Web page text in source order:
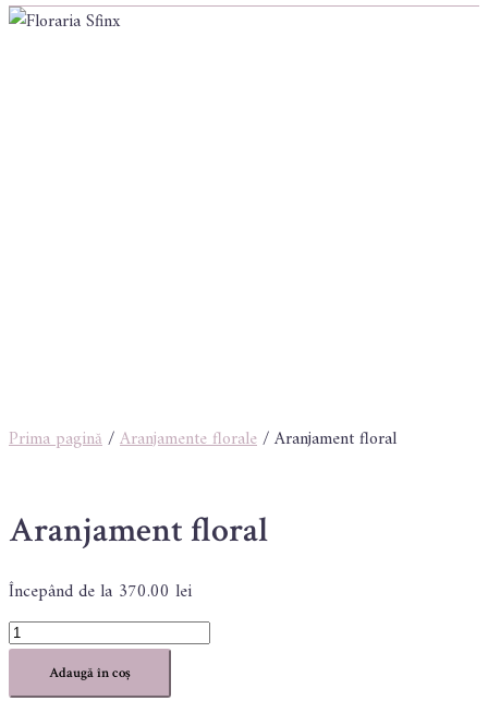
Prima pagină/Aranjamente florale/ Aranjament floral
Aranjament floral
370.00 lei
Cantitate
Aranjament
floral
Adaugă în coș